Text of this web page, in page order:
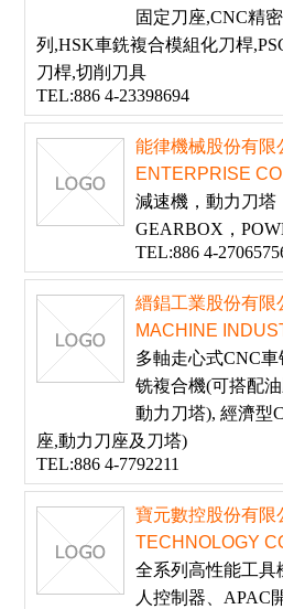
固定刀座,CNC精
列,HSK車銑複合模組化刀桿
刀桿,切削刀具
TEL:886 4-23398694
能律機械股份有限
ENTERPRISE
減速機，動力刀塔
GEARBOX，
TEL:886 4-
縉錩工業股份有限
MACHINE
多軸走心式CNC
铣複合機(可搭配
動力刀塔), 經濟型
座,動力刀座及刀塔)
TEL:886 4-7792211
寶元數控股份有限
TECHNOLOGY
全系列高性能工具
人控制器、APAC